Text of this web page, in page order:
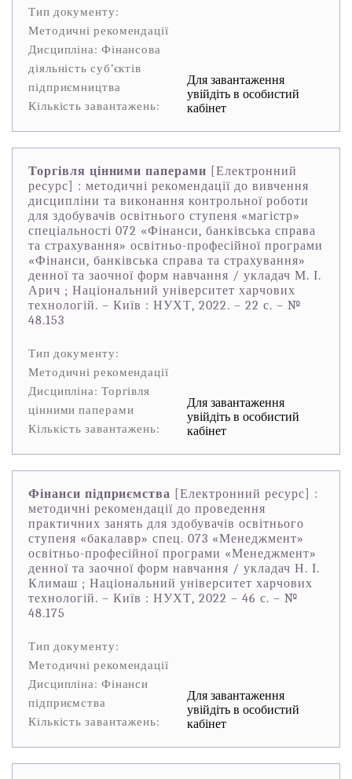
Тип документу:
Методичні рекомендації
Дисципліна: Фінансова
діяльність суб’єктів
підприємництва
Кількість завантажень:
Для завантаження
увійдіть в особистий
кабінет
Торгівля цінними паперами [Електронний
ресурс] : методичні рекомендації до вивчення
дисципліни та виконання контрольної роботи
для здобувачів освітнього ступеня «магістр»
спеціальності 072 «Фінанси, банківська справа
та страхування» освітньо-професійної програми
«Фінанси, банківська справа та страхування»
денної та заочної форм навчання / укладач М. І.
Арич ; Національний університет харчових
технологій. – Київ : НУХТ, 2022. – 22 с. – №
48.153
Тип документу:
Методичні рекомендації
Дисципліна: Торгівля
цінними паперами
Кількість завантажень:
Для завантаження
увійдіть в особистий
кабінет
Фінанси підприємства [Електронний ресурс] :
методичні рекомендації до проведення
практичних занять для здобувачів освітнього
ступеня «бакалавр» спец. 073 «Менеджмент»
освітньо-професійної програми «Менеджмент»
денної та заочної форм навчання / укладач Н. І.
Климаш ; Національний університет харчових
технологій. – Київ : НУХТ, 2022 – 46 с. – №
48.175
Тип документу:
Методичні рекомендації
Дисципліна: Фінанси
підприємства
Кількість завантажень:
Для завантаження
увійдіть в особистий
кабінет